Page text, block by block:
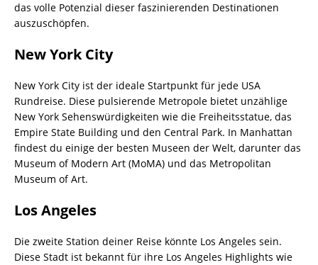
das volle Potenzial dieser faszinierenden Destinationen
auszuschöpfen.
New York City
New York City ist der ideale Startpunkt für jede USA
Rundreise. Diese pulsierende Metropole bietet unzählige
New York Sehenswürdigkeiten wie die Freiheitsstatue, das
Empire State Building und den Central Park. In Manhattan
findest du einige der besten Museen der Welt, darunter das
Museum of Modern Art (MoMA) und das Metropolitan
Museum of Art.
Los Angeles
Die zweite Station deiner Reise könnte Los Angeles sein.
Diese Stadt ist bekannt für ihre Los Angeles Highlights wie